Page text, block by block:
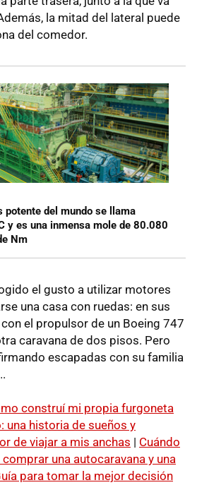
la mitad del lateral puede
del comedor.
potente del mundo se llama
y es una inmensa mole de 80.080
Nm
el gusto a utilizar motores
una casa con ruedas: en sus
el propulsor de un Boeing 747
caravana de dos pisos. Pero
escapadas con su familia
construí mi propia furgoneta
una historia de sueños y
de viajar a mis anchas | Cuándo
una autocaravana y una
para tomar la mejor decisión